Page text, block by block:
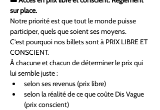
sur place.
Notre priorité est que tout le monde puisse
participer, quels que soient ses moyens.
C’est pourquoi nos billets sont à PRIX LIBRE ET
CONSCIENT.
À chacune et chacun de déterminer le prix qui
lui semble juste :
selon ses revenus (prix libre)
selon la réalité de ce que coûte Dis Vague
(prix conscient)